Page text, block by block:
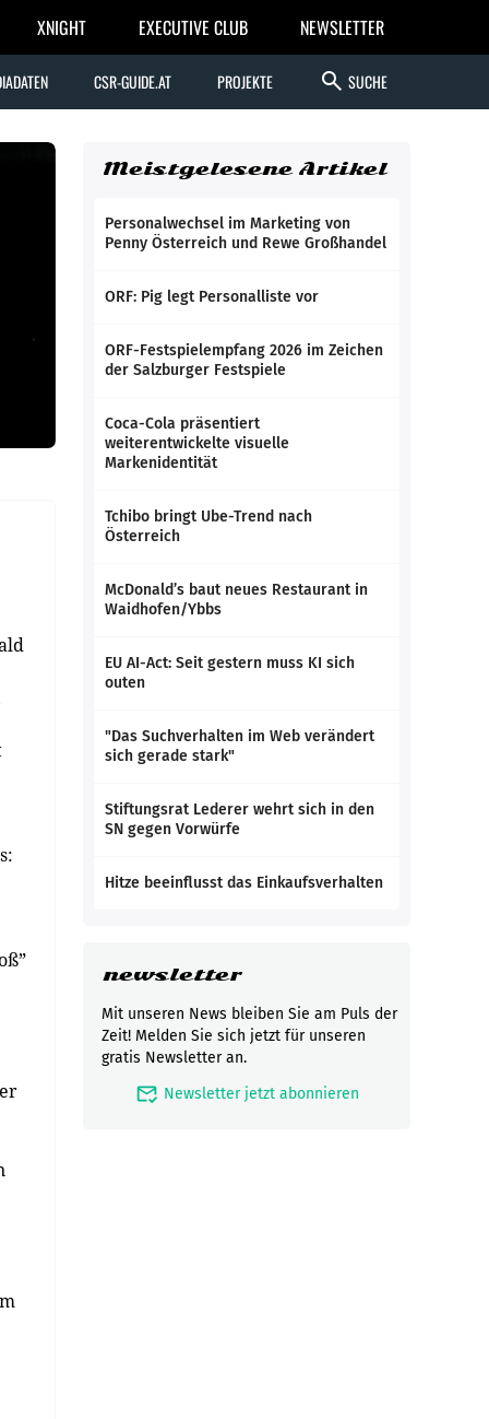
XNIGHT EXECUTIVE CLUB NEWSLETTER
CSR-GUIDE.AT PROJEKTE search SUCHE
Meistgelesene Artikel
Personalwechsel im Marketing von
Penny Österreich und Rewe Großhandel
ORF: Pig legt Personalliste vor
ORF-Festspielempfang 2026 im Zeichen
der Salzburger Festspiele
Coca-Cola präsentiert
weiterentwickelte visuelle
Markenidentität
Tchibo bringt Ube-Trend nach
Österreich
McDonald’s baut neues Restaurant in
Waidhofen/Ybbs
EU AI-Act: Seit gestern muss KI sich
outen
"Das Suchverhalten im Web verändert
sich gerade stark"
Stiftungsrat Lederer wehrt sich in den
SN gegen Vorwürfe
Hitze beeinflusst das Einkaufsverhalten
newsletter
Mit unseren News bleiben Sie am Puls der
Zeit! Melden Sie sich jetzt für unseren
gratis Newsletter an.
mark_email_read Newsletter jetzt abonnieren